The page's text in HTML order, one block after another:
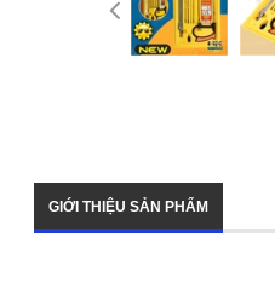
GIỚI THIỆU SẢN PHẨM